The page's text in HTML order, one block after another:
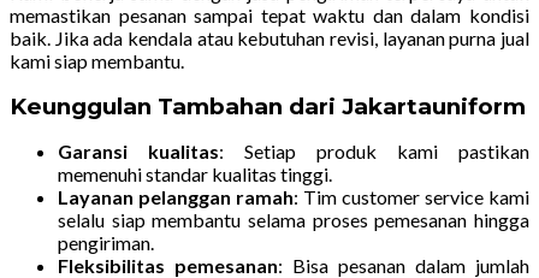
memastikan pesanan sampai tepat waktu dan dalam kondisi
baik. Jika ada kendala atau kebutuhan revisi, layanan purna jual
kami siap membantu.
Keunggulan Tambahan dari Jakartauniform
Garansi kualitas: Setiap produk kami pastikan
memenuhi standar kualitas tinggi.
Layanan pelanggan ramah: Tim customer service kami
selalu siap membantu selama proses pemesanan hingga
pengiriman.
Fleksibilitas pemesanan: Bisa pesanan dalam jumlah